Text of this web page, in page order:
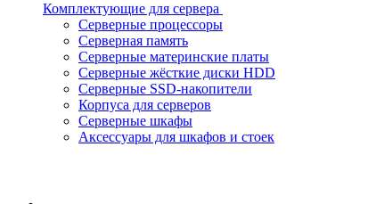
Комплектующие для сервера
Серверные процессоры
Серверная память
Серверные материнские платы
Серверные жёсткие диски HDD
Серверные SSD-накопители
Корпуса для серверов
Серверные шкафы
Аксессуары для шкафов и стоек